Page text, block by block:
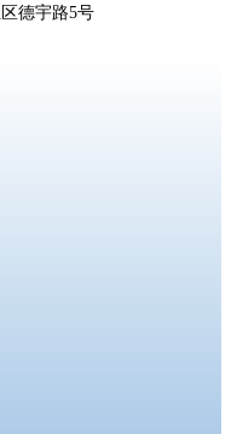
德宇路5号